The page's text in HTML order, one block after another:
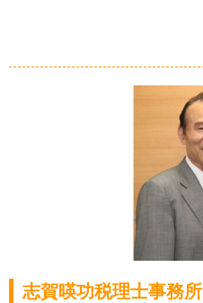
志賀暎功税理士事務所